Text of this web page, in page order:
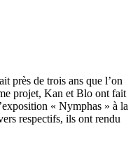
près de trois ans que l’on
projet, Kan et Blo ont fait
« Nymphas » à la
respectifs, ils ont rendu